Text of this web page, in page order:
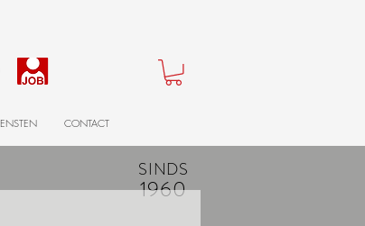
CONTACT
SINDS
1960